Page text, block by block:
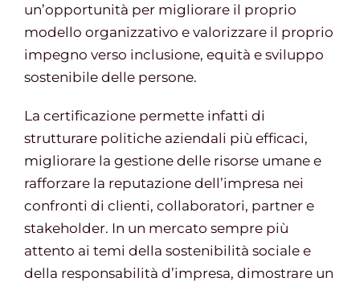
un’opportunità per migliorare il proprio
modello organizzativo e valorizzare il proprio
impegno verso inclusione, equità e sviluppo
sostenibile delle persone.
La certificazione permette infatti di
strutturare politiche aziendali più efficaci,
migliorare la gestione delle risorse umane e
rafforzare la reputazione dell’impresa nei
confronti di clienti, collaboratori, partner e
stakeholder. In un mercato sempre più
attento ai temi della sostenibilità sociale e
della responsabilità d’impresa, dimostrare un